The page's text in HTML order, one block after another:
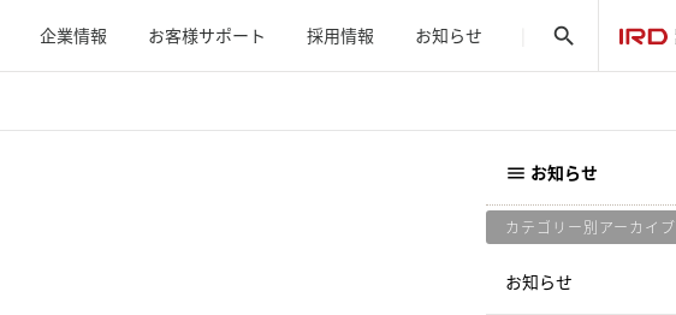
企業情報 お客様サポート 採用情報 お知らせ search
menu お知らせ
カテゴリー別アーカイブ
お知らせ